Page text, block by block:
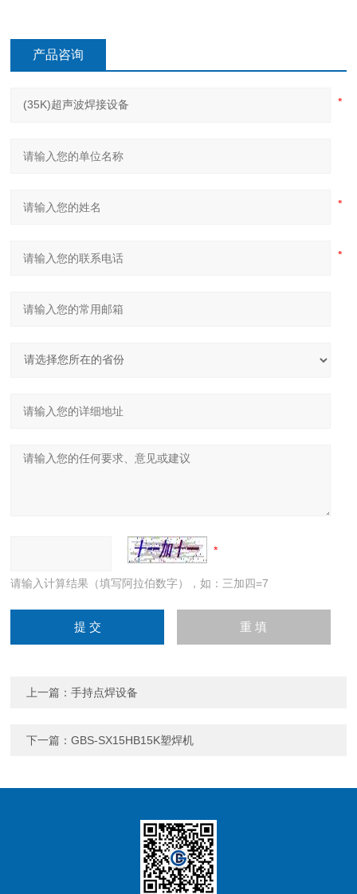
产品咨询
请输入计算结果（填写阿拉伯数字），如：三加四=7
上一篇：手持点焊设备
下一篇：GBS-SX15HB15K塑焊机